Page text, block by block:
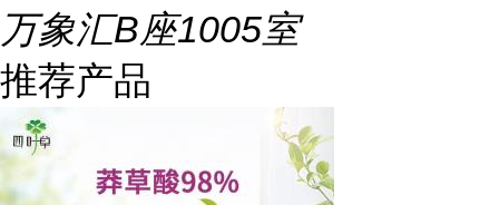
万象汇B座1005室
推荐产品